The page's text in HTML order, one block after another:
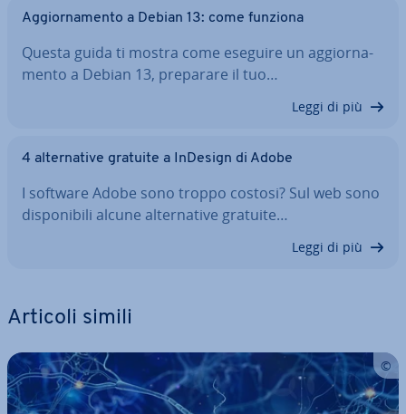
Ag­gior­na­men­to a Debian 13: come funziona
Questa guida ti mostra come eseguire un ag­gior­na­
men­to a Debian 13, preparare il tuo…
Leggi di più
4 al­ter­na­ti­ve gratuite a InDesign di Adobe
I software Adobe sono troppo costosi? Sul web sono
di­spo­ni­bi­li alcune al­ter­na­ti­ve gratuite…
Leggi di più
Articoli simili